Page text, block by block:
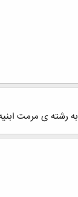
رشته ی مرمت